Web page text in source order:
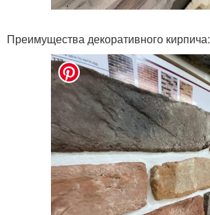
Преимущества декоративного кирпича: